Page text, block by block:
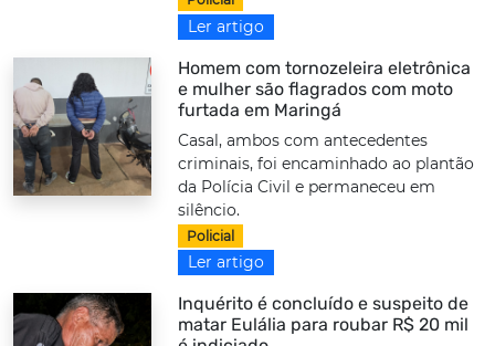
Ler artigo
Homem com tornozeleira eletrônica
e mulher são flagrados com moto
furtada em Maringá
Casal, ambos com antecedentes
criminais, foi encaminhado ao plantão
da Polícia Civil e permaneceu em
silêncio.
Policial
Ler artigo
Inquérito é concluído e suspeito de
matar Eulália para roubar R$ 20 mil